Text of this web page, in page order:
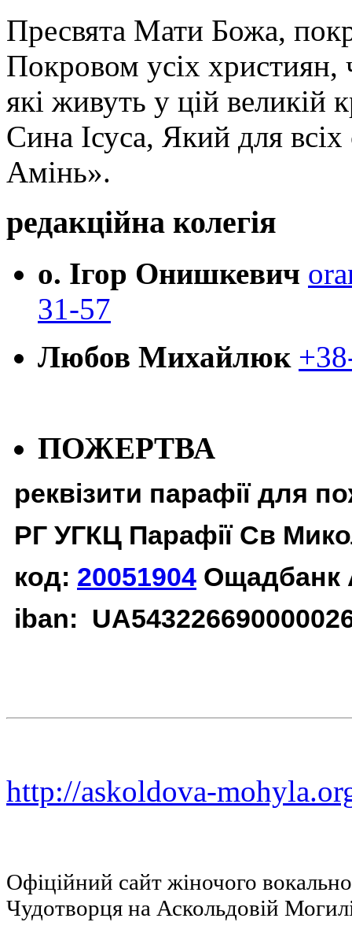
Пресвята Мати Божа,
Покровом усіх християн,
які живуть у цій великій
Сина Ісуса, Який для
Амінь».
редакційна колегія
о. Ігор Онишкевич
31-57
Любов Михайлюк
ПОЖЕРТВА
реквізити парафії для
РГ УГКЦ Парафії Св
код: 20051904 Ощадбанк
iban:
http://askoldova-
Офіційний сайт жіночого
Чудотворця на Аскольдовій